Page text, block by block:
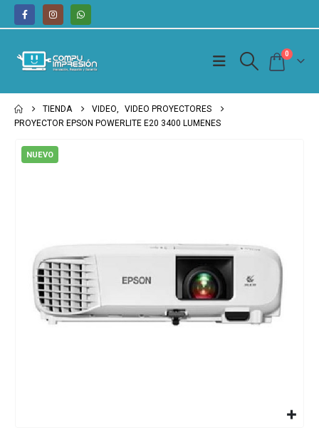
0
TIENDA VIDEO,
VIDEO PROYECTORES
PROYECTOR EPSON POWERLITE E20 3400 LUMENES
NUEVO